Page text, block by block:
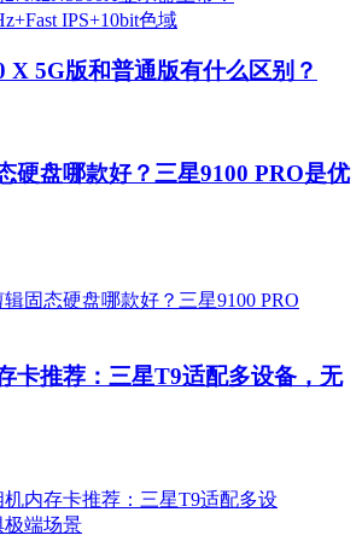
X 5G版和普通版有什么区别？
硬盘哪款好？三星9100 PRO是优
卡推荐：三星T9适配多设备，无